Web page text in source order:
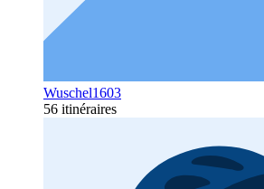
Wuschel1603
56 itinéraires